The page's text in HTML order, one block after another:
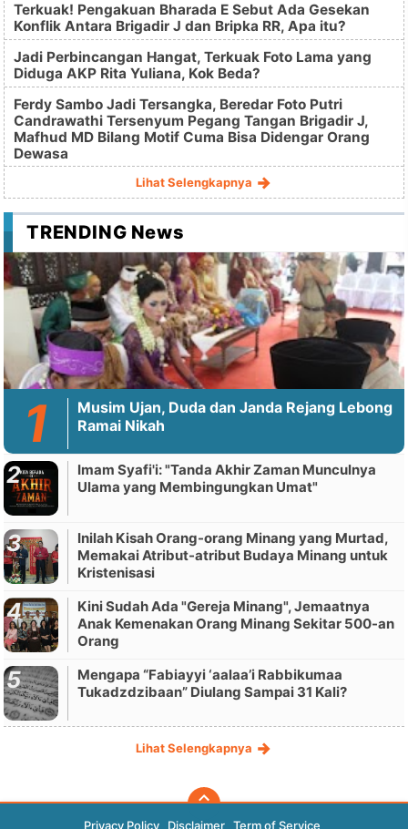
Terkuak! Pengakuan Bharada E Sebut Ada Gesekan
Konflik Antara Brigadir J dan Bripka RR, Apa itu?
Jadi Perbincangan Hangat, Terkuak Foto Lama yang
Diduga AKP Rita Yuliana, Kok Beda?
Ferdy Sambo Jadi Tersangka, Beredar Foto Putri
Candrawathi Tersenyum Pegang Tangan Brigadir J,
Mafhud MD Bilang Motif Cuma Bisa Didengar Orang
Dewasa
Lihat Selengkapnya
TRENDING News
Musim Ujan, Duda dan Janda Rejang Lebong
Ramai Nikah
Imam Syafi'i: "Tanda Akhir Zaman Munculnya
Ulama yang Membingungkan Umat"
Inilah Kisah Orang-orang Minang yang Murtad,
Memakai Atribut-atribut Budaya Minang untuk
Kristenisasi
Kini Sudah Ada "Gereja Minang", Jemaatnya
Anak Kemenakan Orang Minang Sekitar 500-an
Orang
Mengapa “Fabiayyi ‘aalaa’i Rabbikumaa
Tukadzdzibaan” Diulang Sampai 31 Kali?
Lihat Selengkapnya
Privacy Policy Disclaimer Term of Service